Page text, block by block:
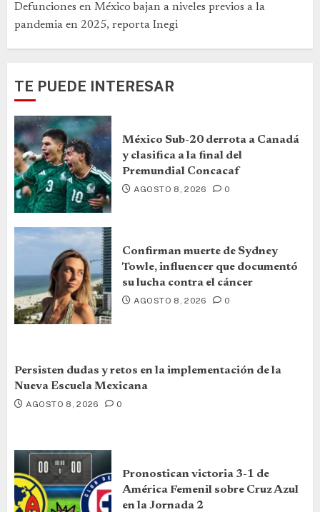
Defunciones en México bajan a niveles previos a la
pandemia en 2025, reporta Inegi
TE PUEDE INTERESAR
México Sub-20 derrota a Canadá
y clasifica a la final del
Premundial Concacaf
AGOSTO 8, 2026 0
Confirman muerte de Sydney
Towle, influencer que documentó
su lucha contra el cáncer
AGOSTO 8, 2026 0
Persisten dudas y retos en la implementación de la
Nueva Escuela Mexicana
AGOSTO 8, 2026 0
Pronostican victoria 3-1 de
América Femenil sobre Cruz Azul
en la Jornada 2